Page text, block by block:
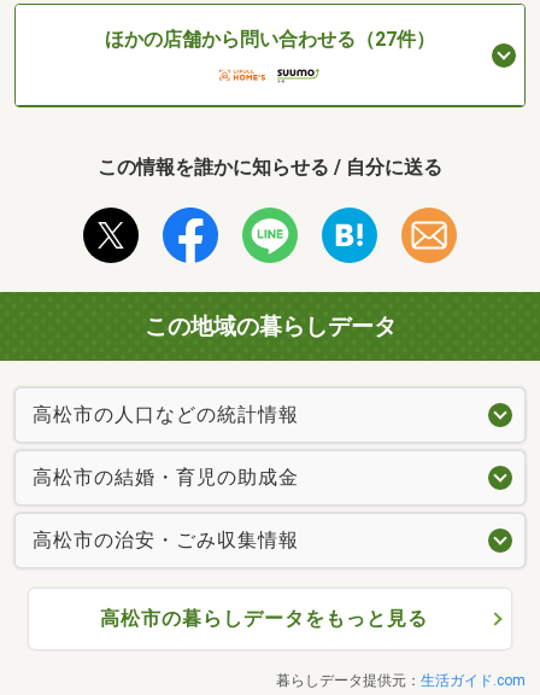
ほかの店舗から問い合わせる（27件）
この情報を誰かに知らせる / 自分に送る
この地域の暮らしデータ
高松市の人口などの統計情報
高松市の結婚・育児の助成金
高松市の治安・ごみ収集情報
高松市の暮らしデータをもっと見る
暮らしデータ提供元： 生活ガイド.com